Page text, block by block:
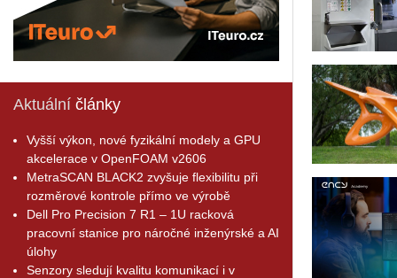
Aktuální články
Vyšší výkon, nové fyzikální modely a GPU
akcelerace v OpenFOAM v2606
MetraSCAN BLACK2 zvyšuje flexibilitu při
rozměrové kontrole přímo ve výrobě
Dell Pro Precision 7 R1 – 1U racková
pracovní stanice pro náročné inženýrské a AI
úlohy
Senzory sledují kvalitu komunikací i v